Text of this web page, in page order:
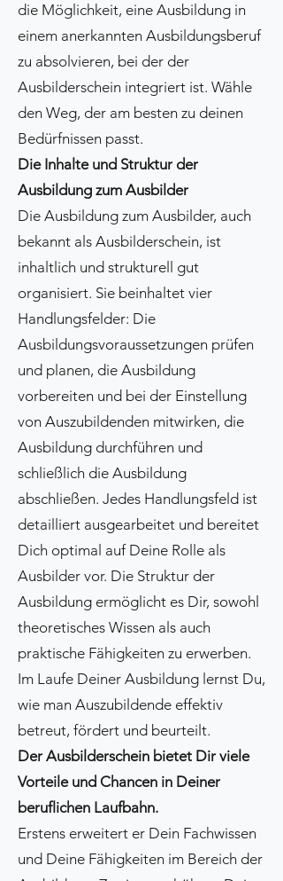
die Möglichkeit, eine Ausbildung in
einem anerkannten Ausbildungsberuf
zu absolvieren, bei der der
Ausbilderschein integriert ist. Wähle
den Weg, der am besten zu deinen
Bedürfnissen passt.
Die Inhalte und Struktur der
Ausbildung zum Ausbilder
Die Ausbildung zum Ausbilder, auch
bekannt als Ausbilderschein, ist
inhaltlich und strukturell gut
organisiert. Sie beinhaltet vier
Handlungsfelder: Die
Ausbildungsvoraussetzungen prüfen
und planen, die Ausbildung
vorbereiten und bei der Einstellung
von Auszubildenden mitwirken, die
Ausbildung durchführen und
schließlich die Ausbildung
abschließen. Jedes Handlungsfeld ist
detailliert ausgearbeitet und bereitet
Dich optimal auf Deine Rolle als
Ausbilder vor. Die Struktur der
Ausbildung ermöglicht es Dir, sowohl
theoretisches Wissen als auch
praktische Fähigkeiten zu erwerben.
Im Laufe Deiner Ausbildung lernst Du,
wie man Auszubildende effektiv
betreut, fördert und beurteilt.
Der Ausbilderschein bietet Dir viele
Vorteile und Chancen in Deiner
beruflichen Laufbahn.
Erstens erweitert er Dein Fachwissen
und Deine Fähigkeiten im Bereich der